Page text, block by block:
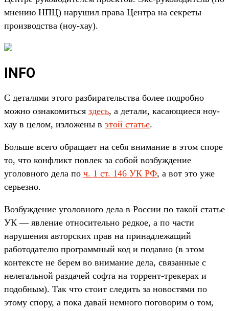
мнению НПЦ) нарушил права Центра на секреты
производства (ноу-хау).
INFO
С деталями этого разбирательства более подробно
можно ознакомиться здесь, а детали, касающиеся ноу-
хау в целом, изложены в этой статье.
Больше всего обращает на себя внимание в этом споре
то, что конфликт повлек за собой возбуждение
уголовного дела по ч. 1 ст. 146 УК РФ, а вот это уже
серьезно.
Возбуждение уголовного дела в России по такой статье
УК — явление относительно редкое, а по части
нарушения авторских прав на принадлежащий
работодателю программный код и подавно (в этом
контексте не берем во внимание дела, связанные с
нелегальной раздачей софта на торрент-трекерах и
подобным). Так что стоит следить за новостями по
этому спору, а пока давай немного поговорим о том,